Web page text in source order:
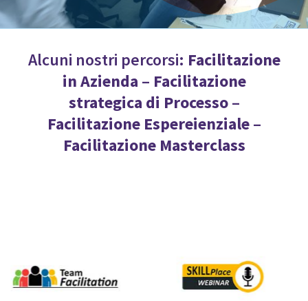
Alcuni nostri percorsi: Facilitazione
in Azienda – Facilitazione
strategica di Processo–
Facilitazione Espereienziale–
Facilitazione Masterclass